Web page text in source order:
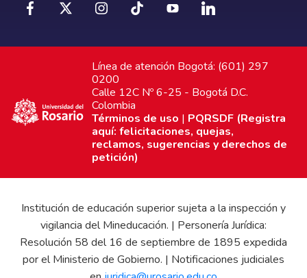
Línea de atención Bogotá: (601) 297
0200
Calle 12C Nº 6-25 - Bogotá D.C.
Colombia
Términos de uso | PQRSDF (Registra
aquí: felicitaciones, quejas,
reclamos, sugerencias y derechos de
petición)
Institución de educación superior sujeta a la inspección y
vigilancia del Mineducación. | Personería Jurídica:
Resolución 58 del 16 de septiembre de 1895 expedida
por el Ministerio de Gobierno. | Notificaciones judiciales